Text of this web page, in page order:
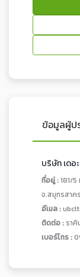
ข้อมูลผู้ป
บริษัท เดอ
ที่อยู่ :181/
จ.สมุทรสาค
อีเมล :
ติดต่อ : รา
เบอร์โทร :